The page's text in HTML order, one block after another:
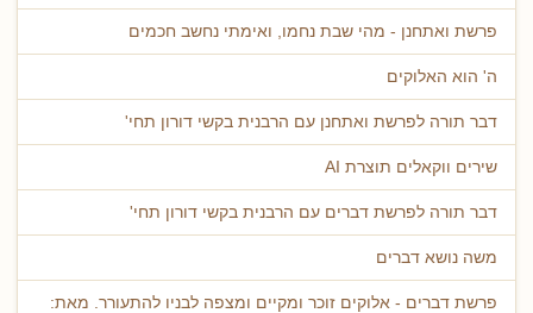
פרשת ואתחנן - מהי שבת נחמו, ואימתי נחשב חכמים
ה' הוא האלוקים
דבר תורה לפרשת ואתחנן עם הרבנית בקשי דורון תחי'
שירים ווקאלים תוצרת AI
דבר תורה לפרשת דברים עם הרבנית בקשי דורון תחי'
משה נושא דברים
פרשת דברים - אלוקים זוכר ומקיים ומצפה לבניו להתעורר. מאת: